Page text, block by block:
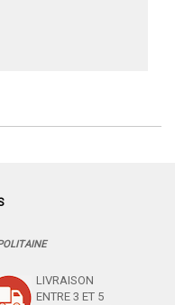
LIVRAISON
ENTRE 3 ET 5